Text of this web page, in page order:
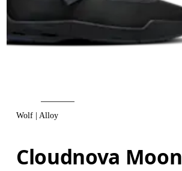
Wolf | Alloy
Cloudnova Moon